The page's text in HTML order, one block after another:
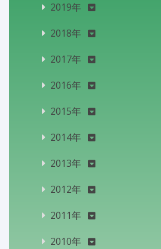
2019年
2018年
2017年
2016年
2015年
2014年
2013年
2012年
2011年
2010年